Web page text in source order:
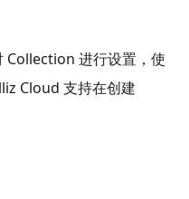
Collection 进行设置，使
Cloud 支持在创建